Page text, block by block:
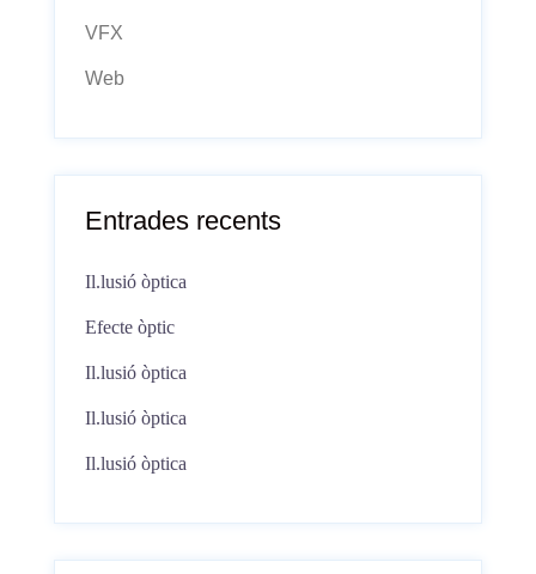
VFX
Web
Entrades recents
Il.lusió òptica
Efecte òptic
Il.lusió òptica
Il.lusió òptica
Il.lusió òptica